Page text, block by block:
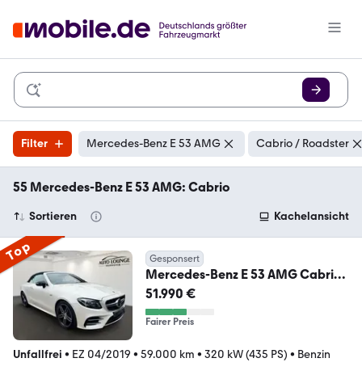
Filter Mercedes-Benz E 53 AMG Cabrio / Roadster
55 Mercedes-Benz E 53 AMG: Cabrio
Sortieren Kachelansicht
Top Gesponsert
Mercedes-Benz E 53 AMG Cabrio
360 Kamera 4Matic MB100 Night
51.990 €
Fairer Preis
Unfallfrei • EZ 04/2019 • 59.000 km • 320 kW (435 PS) • Benzin